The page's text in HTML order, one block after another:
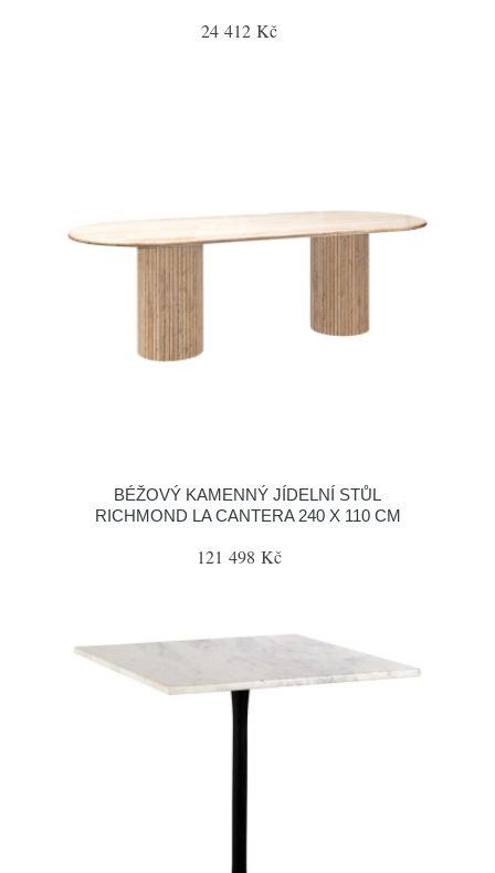
24 412 Kč
BÉŽOVÝ KAMENNÝ JÍDELNÍ STŮL
RICHMOND LA CANTERA 240 X 110 CM
121 498 Kč